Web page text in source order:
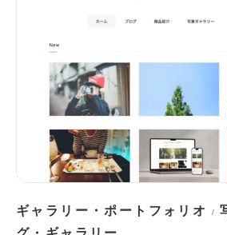
ギャラリー・ポートフォリオ /